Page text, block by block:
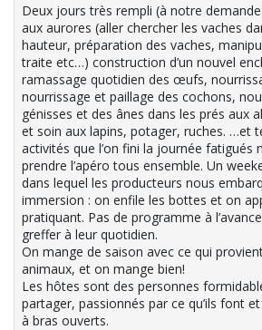
Deux jours très rempli (à notre
aux aurores (aller chercher les vaches
hauteur, préparation des vaches,
traite etc…) construction d’un nouvel
ramassage quotidien des œufs,
nourrissage et paillage des cochons,
génisses et des ânes dans les prés aux
et soin aux lapins, potager, ruches. …et
activités que l’on fini la journée fatigués
prendre l’apéro tous ensemble. Un
dans lequel les producteurs nous
immersion : on enfile les bottes et on
pratiquant. Pas de programme à
greffer à leur quotidien.
On mange de saison avec ce qui
animaux, et on mange bien!
Les hôtes sont des personnes
partager, passionnés par ce qu’ils font
à bras ouverts.